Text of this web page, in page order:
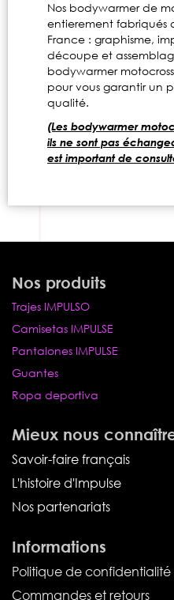
Nos bodywarmer de
entierement fabriqués
France : graphisme,
découpe et
bodywarmer
pour vous garantir un
qualité.
(Les bodywarmer
ils ne sont pas
est important de
Nos produits
Trajes IMPULSO
Camisetas IMPULSE
Pantalones IMPULSE
Guantes
Ropa deportiva
Mieux nous
Savoir-faire français
L'histoire d'Impulse
Nos partenariats
Informations
Politique de confidentialité
Commandes et retours